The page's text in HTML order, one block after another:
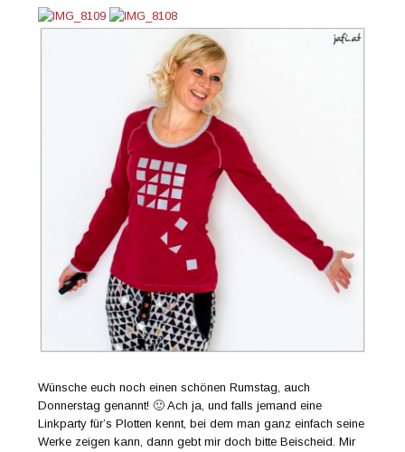
Wünsche euch noch einen schönen Rumstag, auch
Donnerstag genannt! 🙂 Ach ja, und falls jemand eine
Linkparty für’s Plotten kennt, bei dem man ganz einfach seine
Werke zeigen kann, dann gebt mir doch bitte Beischeid. Mir